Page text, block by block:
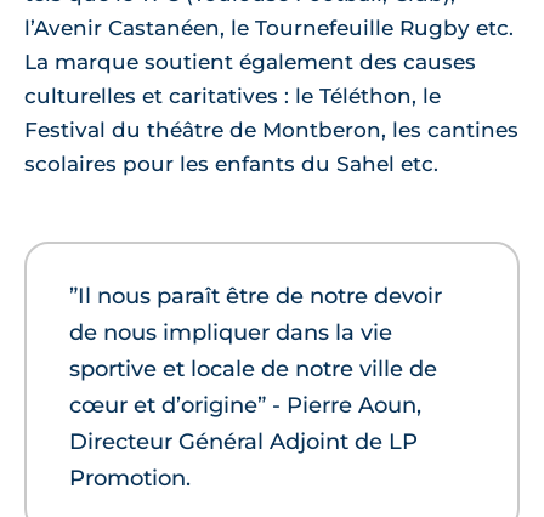
l’Avenir Castanéen, le Tournefeuille Rugby etc.
La marque soutient également des causes
culturelles et caritatives : le Téléthon, le
Festival du théâtre de Montberon, les cantines
scolaires pour les enfants du Sahel etc.
”Il nous paraît être de notre devoir
de nous impliquer dans la vie
sportive et locale de notre ville de
cœur et d’origine” - Pierre Aoun,
Directeur Général Adjoint de LP
Promotion.